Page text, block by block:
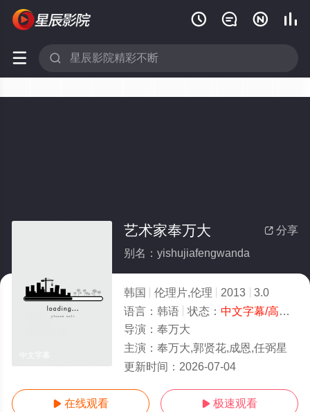
   
 
 分享
艺术家奉万大
别名：yishujiafengwanda
韩国 伦理片,伦理 2013
3.0
语言： 韩语 状态： 中文字幕/高清
导演： 奉万大
主演： 奉万大,郭贤花,成恩,任弼星
更新时间： 2026-07-04
 在线观看  极速观看